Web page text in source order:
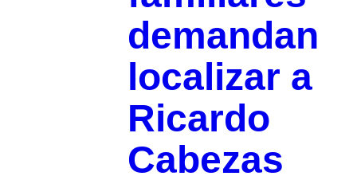
demandan
localizar a
Ricardo
Cabezas